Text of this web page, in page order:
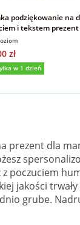
podziękowanie na
i tekstem prezent
zł
w 1 dzień
prezent dla
z poczuciem
jakości
grube.